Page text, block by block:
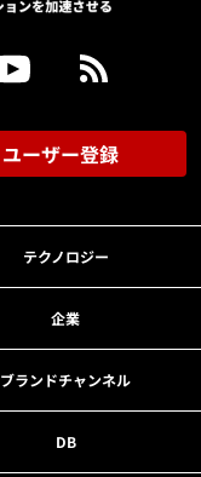
ユーザー登録
テクノロジー
企業
ブランドチャンネル
DB